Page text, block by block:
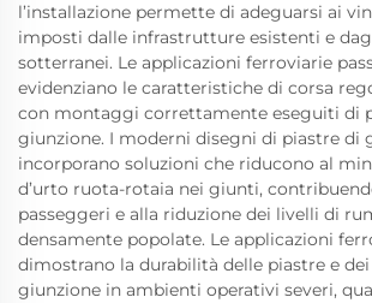
l’installazione permette di adeguarsi ai
imposti dalle infrastrutture esistenti e
sotterranei. Le applicazioni ferroviarie
evidenziano le caratteristiche di corsa
con montaggi correttamente eseguiti di
giunzione. I moderni disegni di piastre di
incorporano soluzioni che riducono al
d’urto ruota-rotaia nei giunti,
passeggeri e alla riduzione dei livelli di
densamente popolate. Le applicazioni
dimostrano la durabilità delle piastre e
giunzione in ambienti operativi severi,